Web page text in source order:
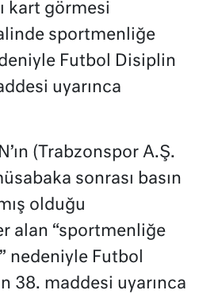
kart görmesi
sportmenliğe
Futbol Disiplin
uyarınca
(Trabzonspor A.Ş.
sonrası basın
olduğu
alan “sportmenliğe
nedeniyle Futbol
38. maddesi uyarınca